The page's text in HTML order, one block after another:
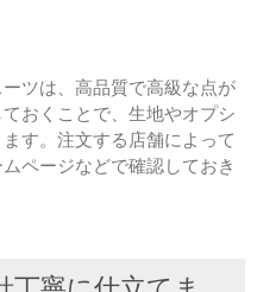
ツは、高品質で高級な点が
おくことで、生地やオプシ
す。注文する店舗によって
ページなどで確認しておき